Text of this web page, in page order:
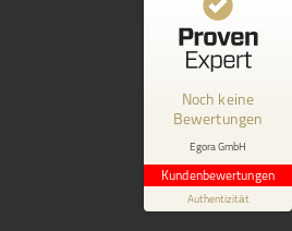
Noch keine
Bewertungen
Egora GmbH
Kundenbewertungen
Authentizität
Kundenbewertungen und Erfahrungen zu
Erfahren Sie mehr über dieses Bewertungssiegel
1.1.1970